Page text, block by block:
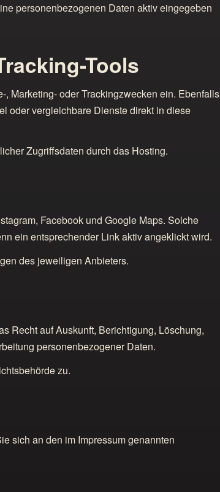
personenbezogenen Daten aktiv eingegeben
Tools
Marketing- oder Trackingzwecken ein. Ebenfalls
oder vergleichbare Dienste direkt in diese
Zugriffsdaten durch das Hosting.
Facebook und Google Maps. Solche
ein entsprechender Link aktiv angeklickt wird.
des jeweiligen Anbieters.
Recht auf Auskunft, Berichtigung, Löschung,
personenbezogener Daten.
zu.
sich an den im Impressum genannten